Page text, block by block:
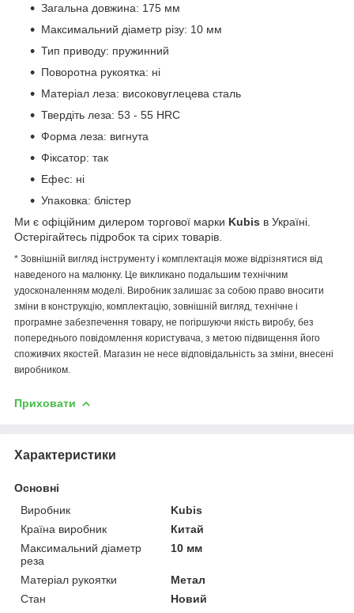
Загальна довжина: 175 мм
Максимальний діаметр різу: 10 мм
Тип приводу: пружинний
Поворотна рукоятка: ні
Матеріал леза: високовуглецева сталь
Твердіть леза: 53 - 55 HRC
Форма леза: вигнута
Фіксатор: так
Ефес: ні
Упаковка: блістер
Ми є офіційним дилером торгової марки Kubis в Україні.
Остерігайтесь підробок та сірих товарів.
* Зовнішній вигляд інструменту і комплектація може відрізнятися від
наведеного на малюнку. Це викликано подальшим технічним
удосконаленням моделі. Виробник залишає за собою право вносити
зміни в конструкцію, комплектацію, зовнішній вигляд, технічне і
програмне забезпечення товару, не погіршуючи якість виробу, без
попереднього повідомлення користувача, з метою підвищення його
споживчих якостей. Магазин не несе відповідальність за зміни, внесені
виробником.
Приховати
Характеристики
Основні
Виробник
Kubis
Країна виробник
Китай
Максимальний діаметр
реза
10 мм
Матеріал рукоятки
Метал
Стан
Новий